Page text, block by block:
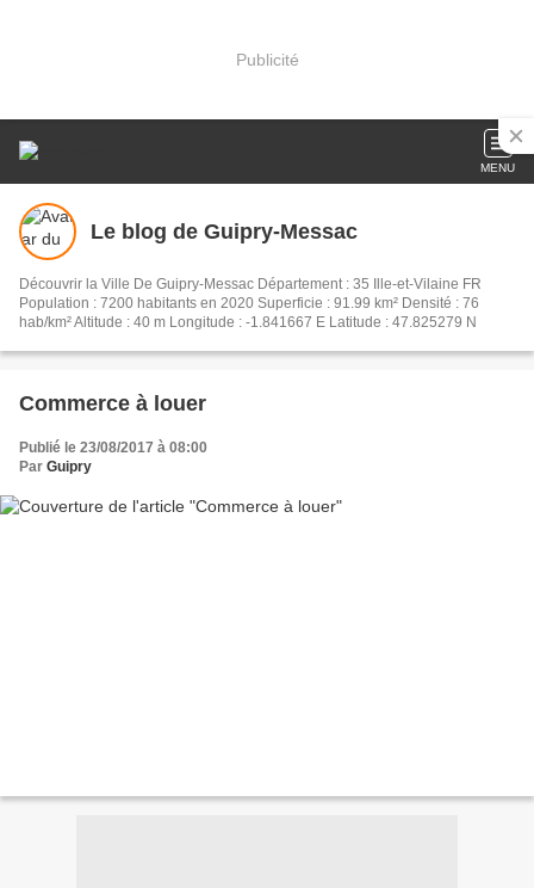
Publicité
MENU
Le blog de Guipry-Messac
Découvrir la Ville De Guipry-Messac Département : 35 Ille-et-Vilaine FR
Population : 7200 habitants en 2020 Superficie : 91.99 km² Densité : 76
hab/km² Altitude : 40 m Longitude : -1.841667 E Latitude : 47.825279 N
Commerce à louer
Publié le 23/08/2017 à 08:00
Par Guipry